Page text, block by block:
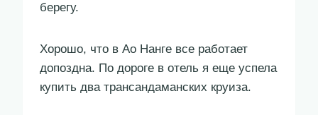
берегу.
Хорошо, что в Ао Нанге все работает
допоздна. По дороге в отель я еще успела
купить два трансандаманских круиза.